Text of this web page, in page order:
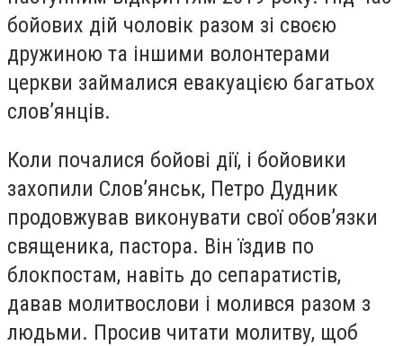
бойових дій чоловік разом зі своєю
дружиною та іншими волонтерами
церкви займалися евакуацією багатьох
слов’янців.
Коли почалися бойові дії, і бойовики
захопили Слов’янськ, Петро Дудник
продовжував виконувати свої обов’язки
священика, пастора. Він їздив по
блокпостам, навіть до сепаратистів,
давав молитвослови і молився разом з
людьми. Просив читати молитву, щоб